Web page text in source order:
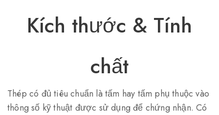
Kích thước & Tính
chất
Thép có đủ tiêu chuẩn là tấm hay tấm phụ thuộc vào
thông số kỹ thuật được sử dụng để chứng nhận. Có